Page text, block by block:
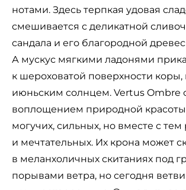
нотами. Здесь терпкая удовая
смешивается с деликатной
сандала и его благородной
А мускус мягкими ладонями
к шероховатой поверхности коры,
июньским солнцем. Vertus Ombre
воплощением природной красоты
могучих, сильных, но вместе с
и мечтательных. Их крона может
в меланхоличных скитаниях под
порывами ветра, но сегодня